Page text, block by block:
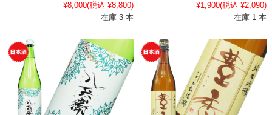
¥8,000(税込 ¥8,800)
在庫 3 本
¥1,900(税込 ¥2,090)
在庫 1 本